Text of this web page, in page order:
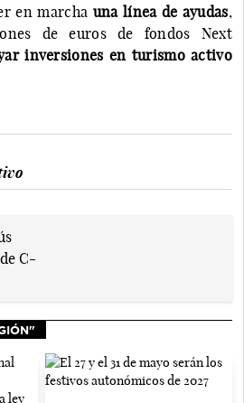
en marcha una línea de ayudas,
de euros de fondos Next
inversiones en turismo activo